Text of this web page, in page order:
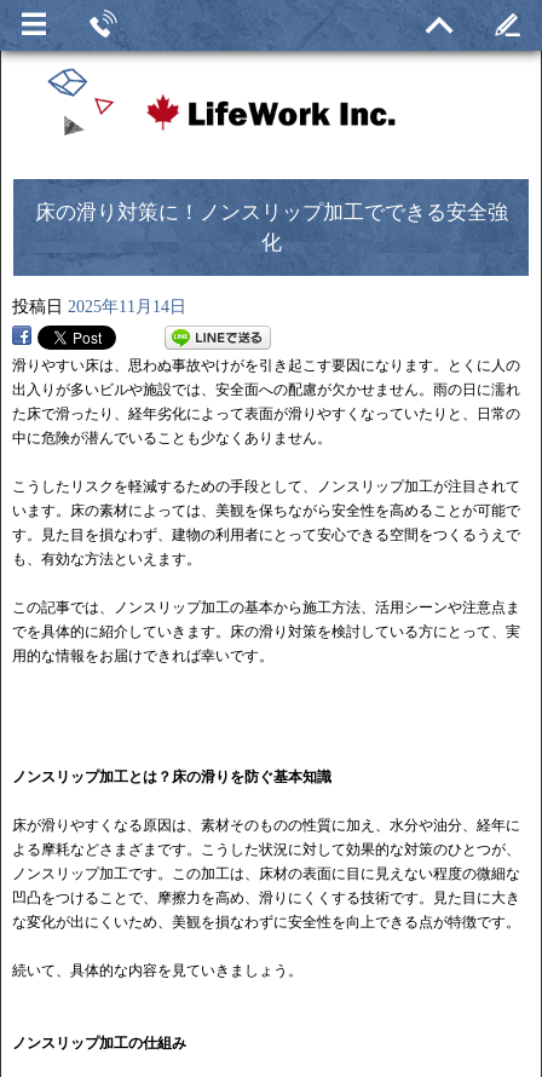
床の滑り対策に！ノンスリップ加工でできる安全強
化
投稿日 2025年11月14日
滑りやすい床は、思わぬ事故やけがを引き起こす要因になります。とくに人の
出入りが多いビルや施設では、安全面への配慮が欠かせません。雨の日に濡れ
た床で滑ったり、経年劣化によって表面が滑りやすくなっていたりと、日常の
中に危険が潜んでいることも少なくありません。
こうしたリスクを軽減するための手段として、ノンスリップ加工が注目されて
います。床の素材によっては、美観を保ちながら安全性を高めることが可能で
す。見た目を損なわず、建物の利用者にとって安心できる空間をつくるうえで
も、有効な方法といえます。
この記事では、ノンスリップ加工の基本から施工方法、活用シーンや注意点ま
でを具体的に紹介していきます。床の滑り対策を検討している方にとって、実
用的な情報をお届けできれば幸いです。
ノンスリップ加工とは？床の滑りを防ぐ基本知識
床が滑りやすくなる原因は、素材そのものの性質に加え、水分や油分、経年に
よる摩耗などさまざまです。こうした状況に対して効果的な対策のひとつが、
ノンスリップ加工です。この加工は、床材の表面に目に見えない程度の微細な
凹凸をつけることで、摩擦力を高め、滑りにくくする技術です。見た目に大き
な変化が出にくいため、美観を損なわずに安全性を向上できる点が特徴です。
続いて、具体的な内容を見ていきましょう。
ノンスリップ加工の仕組み